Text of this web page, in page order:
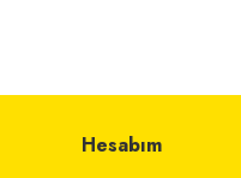
Hesabım